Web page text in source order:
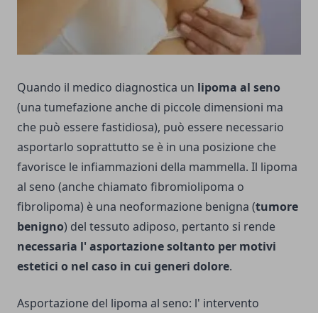
Quando il medico diagnostica un lipoma al seno
(una tumefazione anche di piccole dimensioni ma
che può essere fastidiosa), può essere necessario
asportarlo soprattutto se è in una posizione che
favorisce le infiammazioni della mammella. Il lipoma
al seno (anche chiamato fibromiolipoma o
fibrolipoma) è una neoformazione benigna (tumore
benigno) del tessuto adiposo, pertanto si rende
necessaria l' asportazione soltanto per motivi
estetici o nel caso in cui generi dolore.
Asportazione del lipoma al seno: l' intervento